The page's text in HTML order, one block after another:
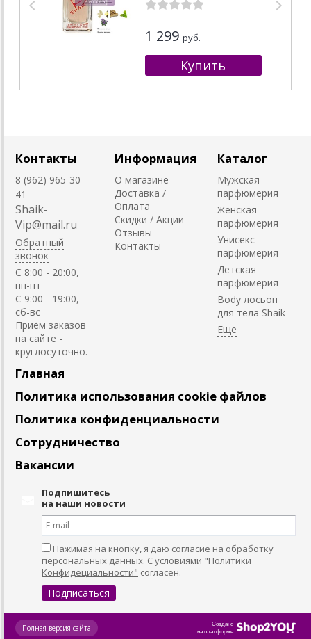
1 299 руб.
Контакты
8 (962) 965-30-
41
Shaik-
Vip@mail.ru
Обратный
звонок
C 8:00 - 20:00,
пн-пт
С 9:00 - 19:00,
сб-вс
Приём заказов
на сайте -
круглосуточно.
Информация
О магазине
Доставка /
Оплата
Скидки / Акции
Отзывы
Контакты
Каталог
Мужская
парфюмерия
Женская
парфюмерия
Унисекс
парфюмерия
Детская
парфюмерия
Body лосьон
для тела Shaik
Главная
Политика использования cookie файлов
Политика конфиденциальности
Сотрудничество
Вакансии
Подпишитесь
на наши новости
Нажимая на кнопку, я даю согласие на обработку
персональных данных. С условиями "Политики
Конфидециальности" согласен.
Создано
на платформе
Полная версия сайта